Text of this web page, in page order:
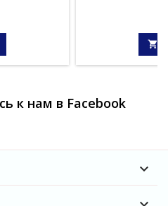

к нам в Facebook
